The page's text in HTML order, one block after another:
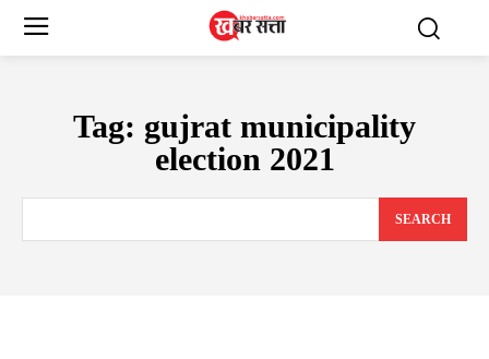
Tag: gujrat municipality
election 2021
SEARCH